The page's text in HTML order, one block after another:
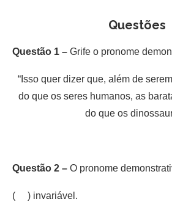
Questões
Questão 1 – Grife o pronome
“Isso quer dizer que, além de
do que os seres humanos, as
do que os
Questão 2 – O pronome
( ) invariável.